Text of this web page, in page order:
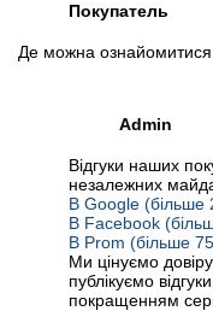
Покупатель
Де можна ознайомитися
Admin
Відгуки наших
незалежних
В Google (більше
В Facebook
В Prom (більше
Ми цінуємо
публікуємо
покращенням